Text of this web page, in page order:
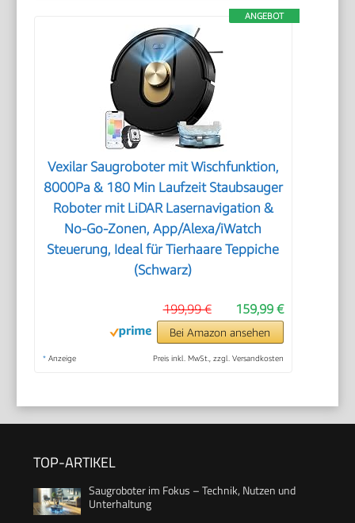
ANGEBOT
Vexilar Saugroboter mit Wischfunktion,
8000Pa & 180 Min Laufzeit Staubsauger
Roboter mit LiDAR Lasernavigation &
No-Go-Zonen, App/Alexa/iWatch
Steuerung, Ideal für Tierhaare Teppiche
(Schwarz)
159,99 €
199,99 €
Bei Amazon ansehen
* Anzeige Preis inkl. MwSt., zzgl. Versandkosten
TOP-ARTIKEL
Saugroboter im Fokus – Technik, Nutzen und
Unterhaltung